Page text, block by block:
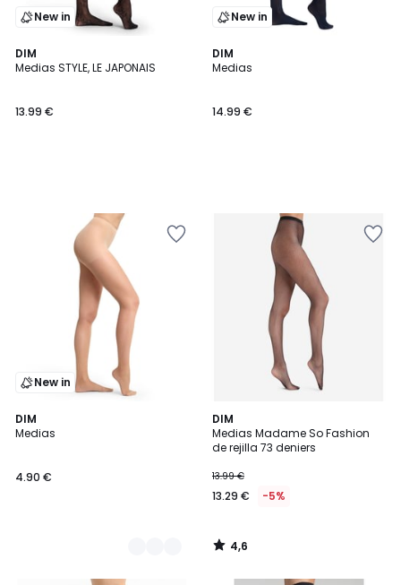
New in
DIM
Medias STYLE, LE JAPONAIS
13.99 €
New in
DIM
Medias
14.99 €
New in
DIM
Medias
4.90 €
5
Colores
DIM
Medias Madame So Fashion
de rejilla 73 deniers
13.99 €
13.29 € -5%
4,6
/ 5
4,6
/